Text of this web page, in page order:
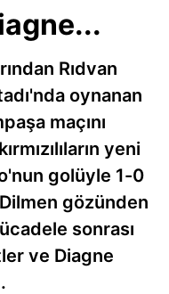
Rıdvan
oynanan
maçını
yeni
golüyle 1-0
Dilmen gözünden
sonrası
ve Diagne